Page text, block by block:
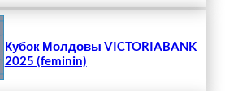
Кубок Молдовы VICTORIABANK
2025 (feminin)